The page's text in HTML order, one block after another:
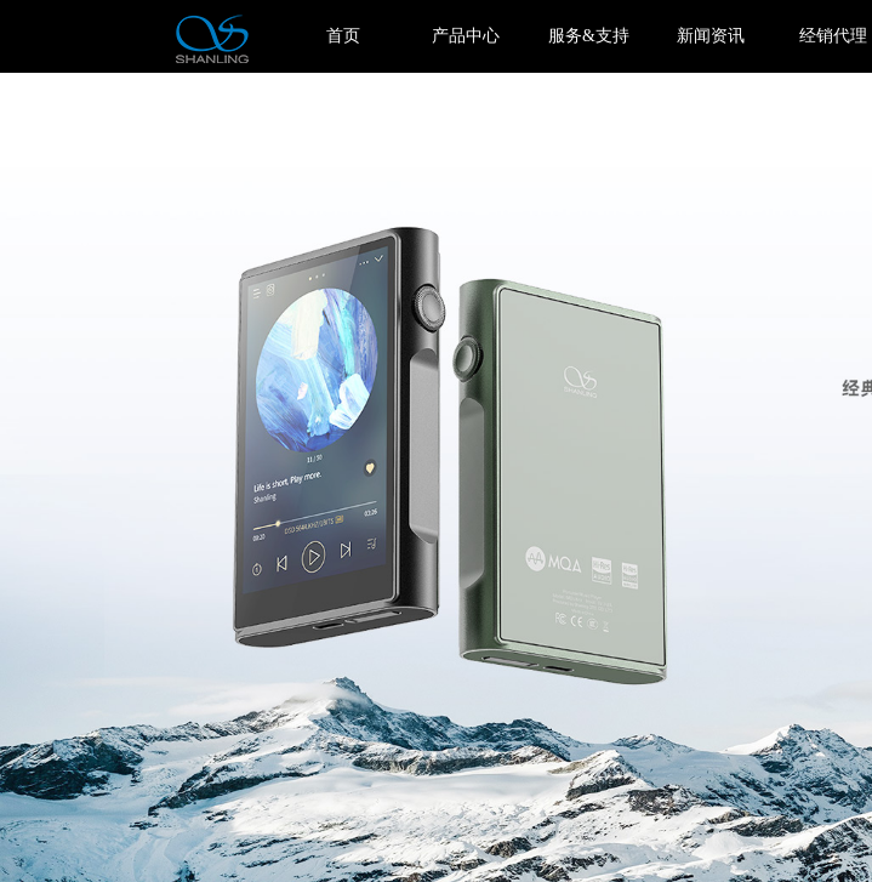
首页 产品中心 服务&支持 新闻资讯 经销代理